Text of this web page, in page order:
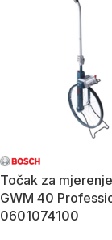
Točak za
GWM 40
0601074100